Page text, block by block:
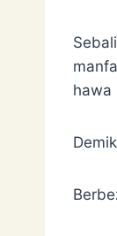
hawa